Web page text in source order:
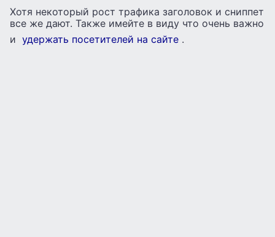
Хотя некоторый рост трафика заголовок и сниппет
все же дают. Также имейте в виду что очень важно
и удержать посетителей на сайте .